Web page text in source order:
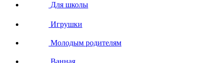
Для школы
Игрушки
Молодым родителям
Ванная